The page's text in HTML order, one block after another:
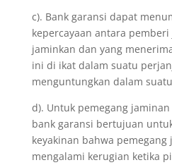
c). Bank garansi dapat
kepercayaan antara
jaminkan dan yang
ini di ikat dalam suatu
menguntungkan dalam
d). Untuk pemegang
bank garansi bertujuan
keyakinan bahwa
mengalami kerugian ketika